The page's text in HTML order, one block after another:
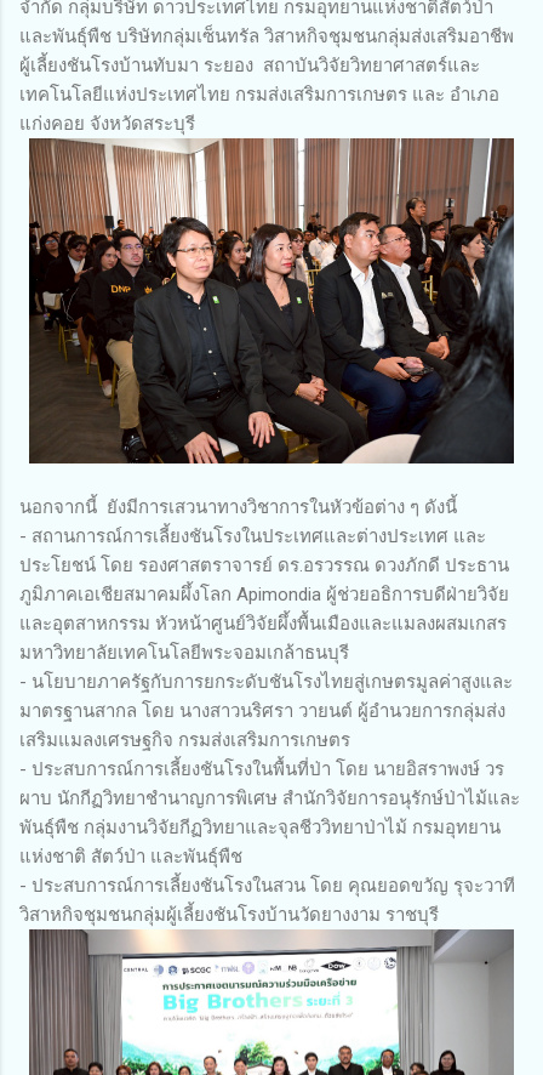
จำกัด กลุ่มบริษัท ดาวประเทศไทย กรมอุทยานแห่งชาติสัตว์ป่า
และพันธุ์พืช บริษัทกลุ่มเซ็นทรัล วิสาหกิจชุมชนกลุ่มส่งเสริมอาชีพ
ผู้เลี้ยงชันโรงบ้านทับมา ระยอง สถาบันวิจัยวิทยาศาสตร์และ
เทคโนโลยีแห่งประเทศไทย กรมส่งเสริมการเกษตร และ อำเภอ
แก่งคอย จังหวัดสระบุรี
นอกจากนี้ ยังมีการเสวนาทางวิชาการในหัวข้อต่าง ๆ ดังนี้
- สถานการณ์การเลี้ยงชันโรงในประเทศและต่างประเทศ และ
ประโยชน์ โดย รองศาสตราจารย์ ดร.อรวรรณ ดวงภักดี ประธาน
ภูมิภาคเอเชียสมาคมผึ้งโลก Apimondia ผู้ช่วยอธิการบดีฝ่ายวิจัย
และอุตสาหกรรม หัวหน้าศูนย์วิจัยผึ้งพื้นเมืองและแมลงผสมเกสร
มหาวิทยาลัยเทคโนโลยีพระจอมเกล้าธนบุรี
- นโยบายภาครัฐกับการยกระดับชันโรงไทยสู่เกษตรมูลค่าสูงและ
มาตรฐานสากล โดย นางสาวนริศรา วายนต์ ผู้อำนวยการกลุ่มส่ง
เสริมแมลงเศรษฐกิจ กรมส่งเสริมการเกษตร
- ประสบการณ์การเลี้ยงชันโรงในพื้นที่ป่า โดย นายอิสราพงษ์ วร
ผาบ นักกีฏวิทยาชำนาญการพิเศษ สำนักวิจัยการอนุรักษ์ป่าไม้และ
พันธุ์พืช กลุ่มงานวิจัยกีฏวิทยาและจุลชีววิทยาป่าไม้ กรมอุทยาน
แห่งชาติ สัตว์ป่า และพันธุ์พืช
- ประสบการณ์การเลี้ยงชันโรงในสวน โดย คุณยอดขวัญ รุจะวาที
วิสาหกิจชุมชนกลุ่มผู้เลี้ยงชันโรงบ้านวัดยางงาม ราชบุรี